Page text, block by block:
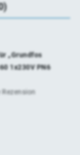
„Grundfos
1x230V PN6
Rezension